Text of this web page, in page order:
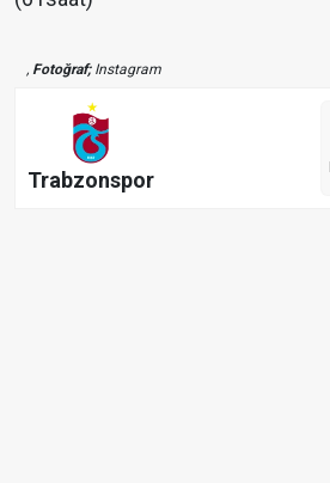
, Fotoğraf;Instagram
Trabzonspor